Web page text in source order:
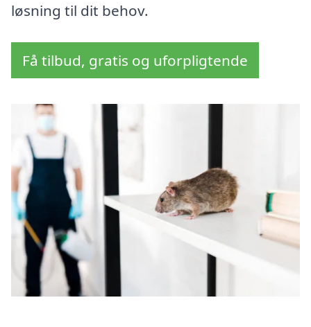
løsning til dit behov.
Få tilbud, gratis og uforpligtende